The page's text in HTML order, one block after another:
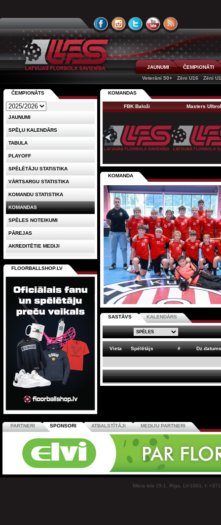
JAUNUMI
ČEMPIONĀTI
Veterāni 50+
Zēni U16 Zēni
KOMANDAS
FBK Baloži Masters
KOMANDA
SASTĀVS KALENDĀRS
Vieta Spēlētājs # Dz.datums
ČEMPIONĀTS
JAUNUMI
SPĒĻU KALENDĀRS
TABULA
PLAYOFF
SPĒLĒTĀJU STATISTIKA
VĀRTSARGU STATISTIKA
KOMANDU STATISTIKA
KOMANDAS
SPĒLES NOTEIKUMI
PĀREJAS
AKREDITĒTIE MEDIJI
FLOORBALLSHOP.LV
PARTNERI SPONSORI ATBALSTĪTĀJI MEDIJU PARTNERI
Miera iela 15-1, Rīga, LV-1001, t: